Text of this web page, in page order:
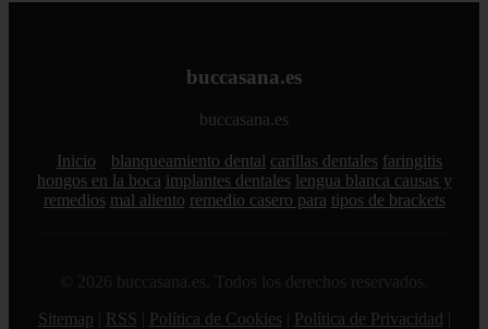
buccasana.es
buccasana.es
Inicio blanqueamiento dental carillas dentales faringitis
hongos en la boca implantes dentales lengua blanca causas y
remedios mal aliento remedio casero para tipos de brackets
© 2026 buccasana.es. Todos los derechos reservados.
Sitemap
RSS Política de Cookies Política de Privacidad